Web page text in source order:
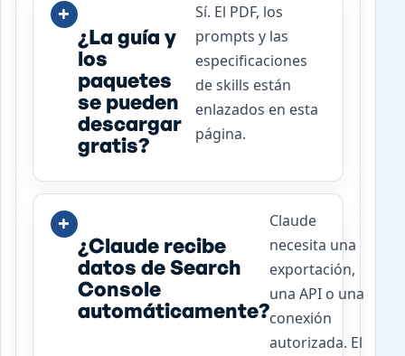
¿La guía y
los
paquetes
se pueden
descargar
gratis?
Sí. El PDF, los
prompts y las
especificaciones
de skills están
enlazados en esta
página.
¿Claude recibe
datos de Search
Console
automáticamente?
Claude
necesita una
exportación,
una API o una
conexión
autorizada. El